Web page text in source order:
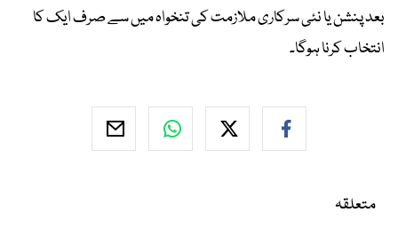
بعد پنشن یا نئی سرکاری ملازمت کی تنخواہ میں سے صرف ایک کا
انتخاب کرنا ہوگا۔
متعلقہ